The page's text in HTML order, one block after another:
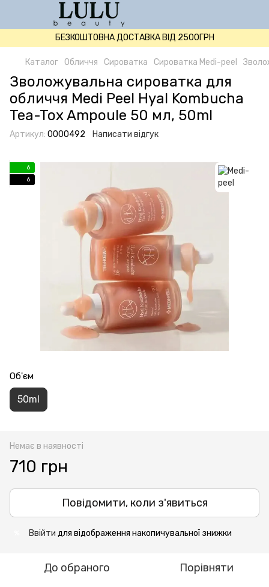
БЕЗКОШТОВНА ДОСТАВКА ВІД 2500ГРН
Каталог Обличчя Сироватка Сироватка Medi-peel
Зволожувальна сироватка для
обличчя Medi Peel Hyal Kombucha
Tea-Tox Ampoule 50 мл, 50ml
Артикул: 0000492 Написати відгук
6
6
Об'єм
50ml
Немає в наявності
710 грн
Повідомити, коли з'явиться
Ввійти для відображення накопичувальної знижки
До обраного Порівняти